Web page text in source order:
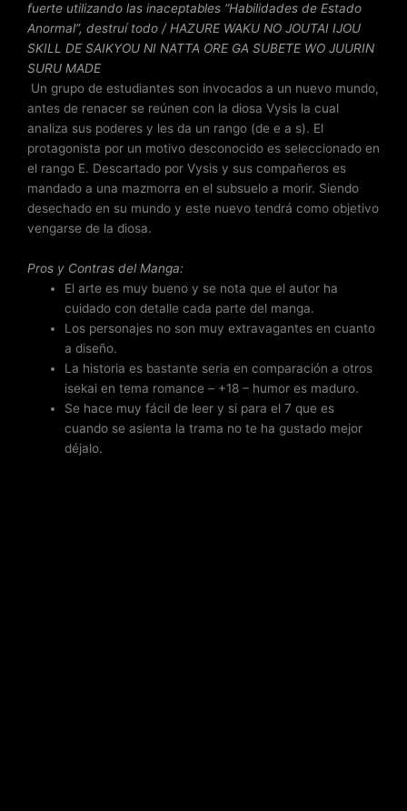
fuerte utilizando las inaceptables “Habilidades de Estado
Anormal”, destruí todo / HAZURE WAKU NO JOUTAI IJOU
SKILL DE SAIKYOU NI NATTA ORE GA SUBETE WO JUURIN
SURU MADE
Un grupo de estudiantes son invocados a un nuevo mundo,
antes de renacer se reúnen con la diosa Vysis la cual
analiza sus poderes y les da un rango (de e a s). El
protagonista por un motivo desconocido es seleccionado en
el rango E. Descartado por Vysis y sus compañeros es
mandado a una mazmorra en el subsuelo a morir. Siendo
desechado en su mundo y este nuevo tendrá como objetivo
vengarse de la diosa.
Pros y Contras del Manga:
El arte es muy bueno y se nota que el autor ha
cuidado con detalle cada parte del manga.
Los personajes no son muy extravagantes en cuanto
a diseño.
La historia es bastante seria en comparación a otros
isekai en tema romance – +18 – humor es maduro.
Se hace muy fácil de leer y si para el 7 que es
cuando se asienta la trama no te ha gustado mejor
déjalo.